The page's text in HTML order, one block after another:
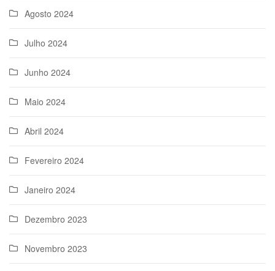
Agosto 2024
Julho 2024
Junho 2024
Maio 2024
Abril 2024
Fevereiro 2024
Janeiro 2024
Dezembro 2023
Novembro 2023